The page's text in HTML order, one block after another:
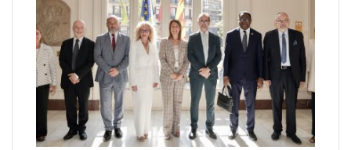
x
c
m
a
.
S
r
a
.